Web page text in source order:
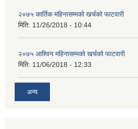
२०७५ कार्तिक महिनासम्मको खर्चको फाटवारी
मिति: 11/26/2018 - 10:44
२०७५ आश्विन महिनासम्मको खर्चको फाटवारी
मिति: 11/06/2018 - 12:33
अन्य